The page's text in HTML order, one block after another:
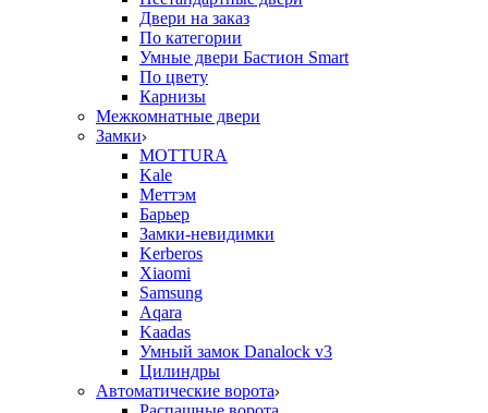
Двери на заказ
По категории
Умные двери Бастион Smart
По цвету
Карнизы
Межкомнатные двери
Замки
MOTTURA
Kale
Меттэм
Барьер
Замки-невидимки
Kerberos
Xiaomi
Samsung
Aqara
Kaadas
Умный замок Danalock v3
Цилиндры
Автоматические ворота